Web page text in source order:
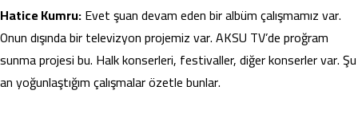
Hatice Kumru:Evet şuan devam eden bir albüm çalışmamız var.
Onun dışında bir televizyon projemiz var. AKSU TV’de proğram
sunma projesi bu. Halk konserleri, festivaller, diğer konserler var. Şu
an yoğunlaştığım çalışmalar özetle bunlar.